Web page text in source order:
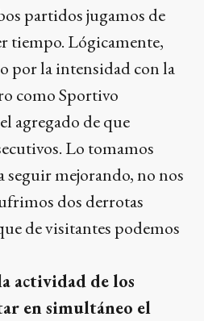
partidos jugamos de
tiempo. Lógicamente,
por la intensidad con la
como Sportivo
agregado de que
Lo tomamos
mejorando, no nos
dos derrotas
de visitantes podemos
actividad de los
en simultáneo el